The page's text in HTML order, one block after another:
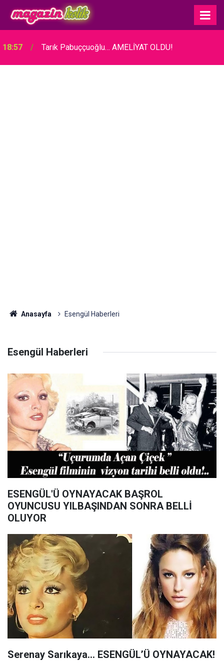
18:57 Tarık Pabuççuoğlu… AMELİYAT OLDU!
Anasayfa Esengül Haberleri
Esengül Haberleri
ESENGÜL'Ü OYNAYACAK BAŞROL
OYUNCUSU YILBAŞINDAN SONRA BELLİ
OLUYOR
Serenay Sarıkaya… ESENGÜL’Ü OYNAYACAK!